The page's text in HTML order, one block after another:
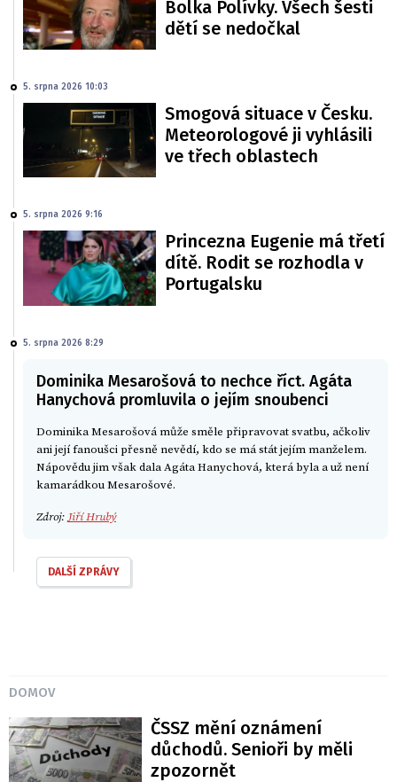
Bolka Polívky. Všech šesti
dětí se nedočkal
5. srpna 2026 10:03
Smogová situace v Česku.
Meteorologové ji vyhlásili
ve třech oblastech
5. srpna 2026 9:16
Princezna Eugenie má třetí
dítě. Rodit se rozhodla v
Portugalsku
5. srpna 2026 8:29
Dominika Mesarošová to nechce říct. Agáta
Hanychová promluvila o jejím snoubenci
Dominika Mesarošová může směle připravovat svatbu, ačkoliv
ani její fanoušci přesně nevědí, kdo se má stát jejím manželem.
Nápovědu jim však dala Agáta Hanychová, která byla a už není
kamarádkou Mesarošové.
Zdroj: Jiří Hrubý
DALŠÍ ZPRÁVY
DOMOV
ČSSZ mění oznámení
důchodů. Senioři by měli
zpozornět